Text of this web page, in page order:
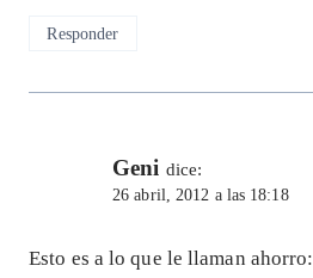
Responder
Geni dice:
26 abril, 2012 a las 18:18
Esto es a lo que le llaman ahorro: